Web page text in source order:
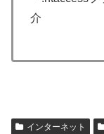
介
インターネット